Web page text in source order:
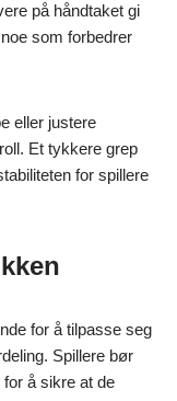
på håndtaket gi
som forbedrer
eller justere
Et tykkere grep
for spillere
for å tilpasse seg
Spillere bør
å sikre at de